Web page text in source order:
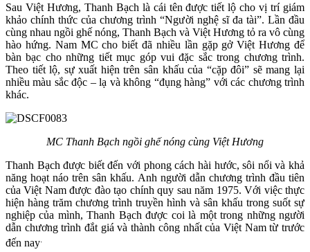
Sau Việt Hương, Thanh Bạch là cái tên được tiết lộ cho vị trí giám
khảo chính thức của chương trình “Người nghệ sĩ đa tài”. Lần đầu
cùng nhau ngồi ghế nóng, Thanh Bạch và Việt Hương tỏ ra vô cùng
hào hứng. Nam MC cho biết đã nhiều lần gặp gở Việt Hương để
bàn bạc cho những tiết mục góp vui đặc sắc trong chương trình.
Theo tiết lộ, sự xuất hiện trên sân khấu của “cặp đôi” sẽ mang lại
nhiều màu sắc độc – lạ và không “đụng hàng” với các chương trình
khác.
MC Thanh Bạch ngồi ghế nóng cùng Việt Hương
Thanh Bạch được biết đến với phong cách hài hước, sôi nổi và khả
năng hoạt náo trên sân khấu. Anh người dẫn chương trình đầu tiên
của Việt Nam được đào tạo chính quy sau năm 1975. Với việc thực
hiện hàng trăm chương trình truyền hình và sân khấu trong suốt sự
nghiệp của mình, Thanh Bạch được coi là một trong những người
dẫn chương trình đắt giá và thành công nhất của Việt Nam từ trước
đến nay